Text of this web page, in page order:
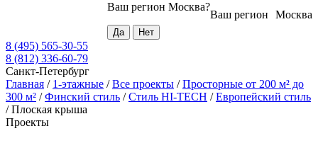
Москва
Ваш регион
Ваш регион Москва?
8 (495) 565-30-55
8 (812) 336-60-79
Санкт-Петербург
Главная / 1-этажные /Все проекты /Просторные от 200 м² до
300 м² /Финский стиль /Стиль HI-TECH /Европейский стиль
/Плоская крыша
Проекты